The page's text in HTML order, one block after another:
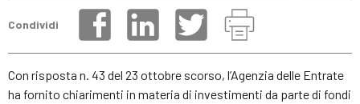
Condividi
Con risposta n. 43 del 23 ottobre scorso, l’Agenzia delle Entrate
ha fornito chiarimenti in materia di investimenti da parte di fondi